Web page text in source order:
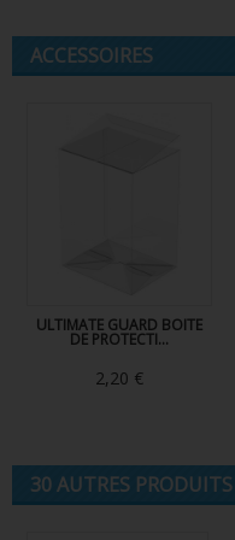
ACCESSOIRES
ULTIMATE GUARD BOITE
DE PROTECTI...
2,20 €
30 AUTRES